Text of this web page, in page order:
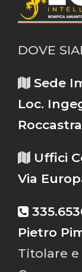
DOVE
Sede
Loc.
Uffici
Via
Pietro
Titolare